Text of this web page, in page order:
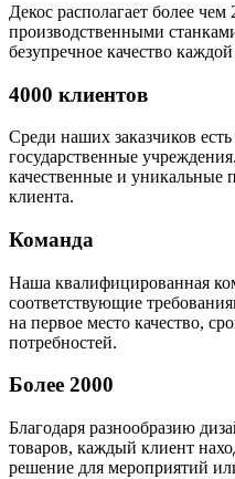
Декос располагает более
производственными
безупречное качество
4000 клиентов
Среди наших заказчиков
государственные
качественные и уникальные
клиента.
Команда
Наша квалифицированная
соответствующие
на первое место качество,
потребностей.
Более 2000
Благодаря разнообразию
товаров, каждый клиент
решение для мероприятий